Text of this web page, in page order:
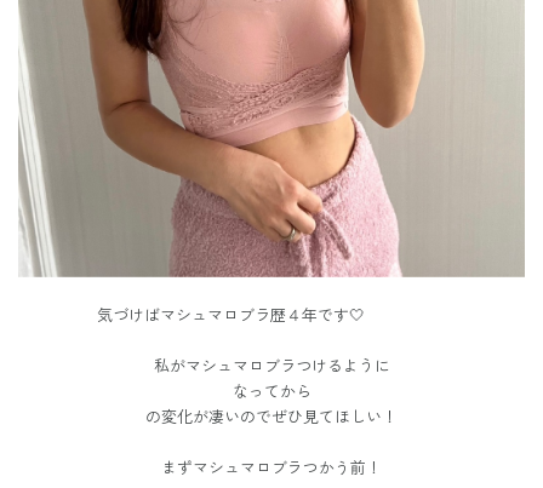
気づけばマシュマロブラ歴４年です🤍
私がマシュマロブラつけるように
なってから
の変化が凄いのでぜひ見てほしい！
まずマシュマロブラつかう前！